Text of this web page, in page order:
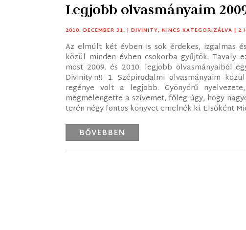
Legjobb olvasmányaim
2010. DECEMBER 31. |DIVINITY,NINCS KATEGORIZÁLVA | 2
Az elmúlt két évben is sok érdekes, izgalmas
közül minden évben csokorba gyűjtök. Tavaly
most 2009. és 2010. legjobb olvasmányaiból
Divinity-n!) 1. Szépirodalmi olvasmányaim
regénye volt a legjobb. Gyönyörű
megmelengette a szívemet, főleg úgy, hogy
terén négy fontos könyvet emelnék ki. Elsőként
BŐVEBBEN